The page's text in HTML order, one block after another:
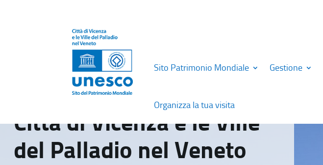
Sito Patrimonio Mondiale Gestione
Organizza la tua visita
Città di Vicenza e le Ville
del Palladio nel Veneto